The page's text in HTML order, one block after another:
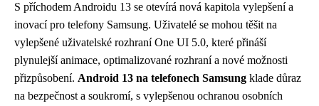
S příchodem Androidu 13 se otevírá nová kapitola vylepšení a
inovací pro telefony Samsung. Uživatelé se mohou těšit na
vylepšené uživatelské rozhraní One UI 5.0, které přináší
plynulejší animace, optimalizované rozhraní a nové možnosti
přizpůsobení. Android 13 na telefonech Samsung klade důraz
na bezpečnost a soukromí, s vylepšenou ochranou osobních